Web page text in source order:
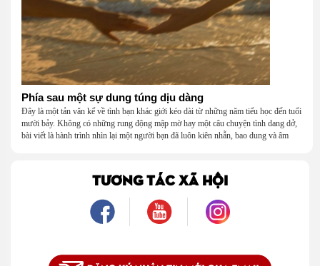
Phía sau một sự dung túng dịu dàng
Đây là một tản văn kể về tình bạn khác giới kéo dài từ những năm tiểu học đến tuổi
mười bảy. Không có những rung động mập mờ hay một câu chuyện tình dang dở,
bài viết là hành trình nhìn lại một người bạn đã luôn kiên nhẫn, bao dung và âm
là một mối tình, mà là một người luôn cho tôi quyền được là chính mình.
TƯƠNG TÁC XÃ HỘI